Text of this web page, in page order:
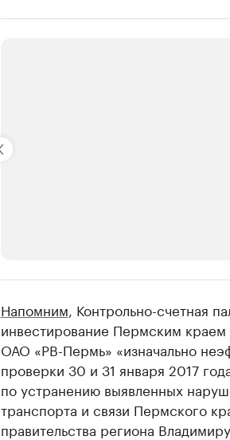
Крупнейшие производители
Ознакомьтесь с информацией в каталоге
Напомним , Контрольно-счетная
инвестирование Пермским краем
ОАО «РВ-Пермь» «изначально
проверки 30 и 31 января 2017
по устранению выявленных
транспорта и связи Пермского
правительства региона